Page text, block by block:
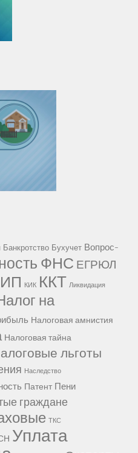
Банкротство Бухучет Вопрос-
ФНС ЕГРЮЛ
ИП КИК ККТ Ликвидация
на
Налоговая амнистия
Налоговая тайна
льготы
Наследство
Патент Пени
граждане
ТКС
Уплата